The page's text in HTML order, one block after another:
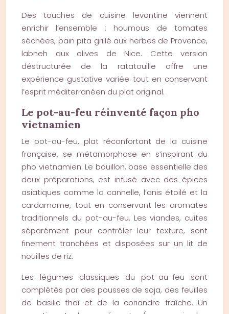
Des touches de cuisine levantine viennent
enrichir l’ensemble : houmous de tomates
séchées, pain pita grillé aux herbes de Provence,
labneh aux olives de Nice. Cette version
déstructurée de la ratatouille offre une
expérience gustative variée tout en conservant
l’esprit méditerranéen du plat original.
Le pot-au-feu réinventé façon pho
vietnamien
Le pot-au-feu, plat réconfortant de la cuisine
française, se métamorphose en s’inspirant du
pho vietnamien. Le bouillon, base essentielle des
deux préparations, est infusé avec des épices
asiatiques comme la cannelle, l’anis étoilé et la
cardamome, tout en conservant les aromates
traditionnels du pot-au-feu. Les viandes, cuites
séparément pour contrôler leur texture, sont
finement tranchées et disposées sur un lit de
nouilles de riz.
Les légumes classiques du pot-au-feu sont
complétés par des pousses de soja, des feuilles
de basilic thaï et de la coriandre fraîche. Un